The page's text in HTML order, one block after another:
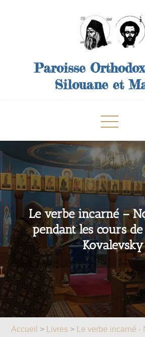
Paroisse
Silouane et
Le verbe incarné –
pendant les cours de
Kovalevsky
Accueil > Livres >
Le verbe incarné